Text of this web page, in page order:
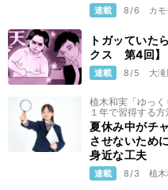
連載 8/6 カ
トガッていた
クス 第4回】
連載 8/5 大
植木和実「ゆっ
１年で習得する方
夏休み中がチ
させないため
身近な工夫
連載 8/3 植